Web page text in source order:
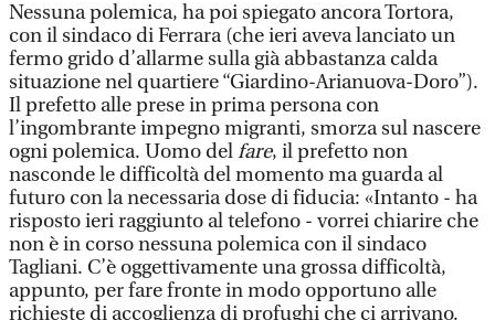
Nessuna polemica, ha poi spiegato ancora Tortora,
con il sindaco di Ferrara (che ieri aveva lanciato un
fermo grido d’allarme sulla già abbastanza calda
situazione nel quartiere “Giardino-Arianuova-Doro”).
Il prefetto alle prese in prima persona con
l’ingombrante impegno migranti, smorza sul nascere
ogni polemica. Uomo delfare, il prefetto non
nasconde le difficoltà del momento ma guarda al
futuro con la necessaria dose di fiducia: «Intanto - ha
risposto ieri raggiunto al telefono - vorrei chiarire che
non è in corso nessuna polemica con il sindaco
Tagliani. C’è oggettivamente una grossa difficoltà,
appunto, per fare fronte in modo opportuno alle
richieste di accoglienza di profughi che ci arrivano.